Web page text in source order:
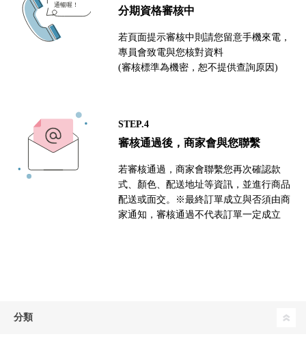
分期資格審核中
若頁面提示審核中則請您留意手機來電，
專員會致電與您核對資料
(審核標準為機密，恕不提供查詢原因)
STEP.4
審核通過後，商家會與您聯繫
若審核通過，商家會聯繫您再次確認款
式、顏色、配送地址等資訊，並進行商品
配送或面交。※最終訂單成立與否須由商
家通知，審核通過不代表訂單一定成立
分類